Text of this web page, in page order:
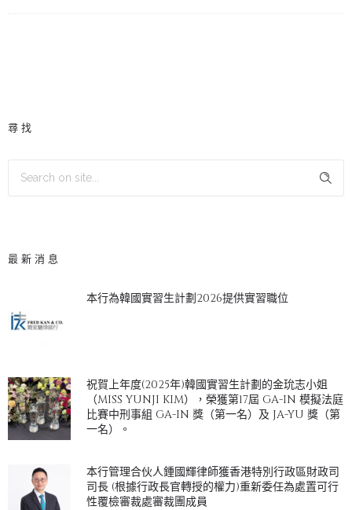
尋找
最新消息
本行為韓國實習生計劃2026提供實習職位
祝賀上年度(2025年)韓國實習生計劃的金玧志小姐
（MISS YUNJI KIM），榮獲第17屆 GA-IN 模擬法庭
比賽中刑事組 GA-IN 獎（第一名）及 JA-YU 獎（第
一名）。
本行管理合伙人鍾國輝律師獲香港特別行政區財政司
司長 (根據行政長官轉授的權力)重新委任為處置可行
性覆檢審裁處審裁團成員